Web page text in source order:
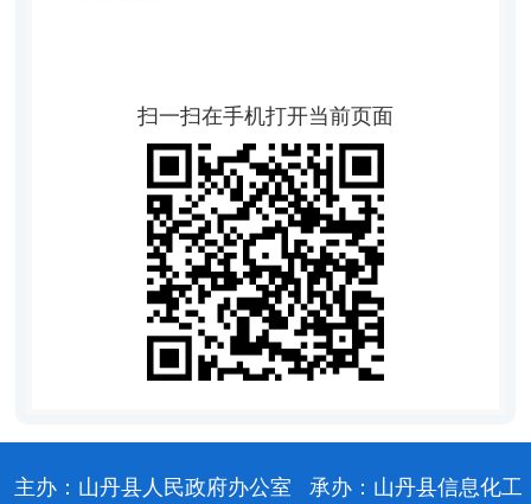
扫一扫在手机打开当前页面
主办：山丹县人民政府办公室 承办：山丹县信息化工